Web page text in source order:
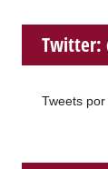
Twitter:
Tweets